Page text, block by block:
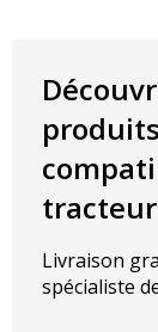
Rouge –
tracteur
Livraison
spécialiste